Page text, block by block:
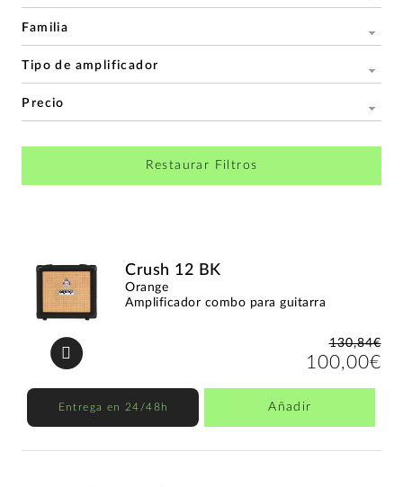
Familia
Tipo de amplificador
Precio
Restaurar Filtros
Crush 12 BK
Orange
Amplificador combo para guitarra
130,84€
100,00€
Entrega en 24/48h Añadir